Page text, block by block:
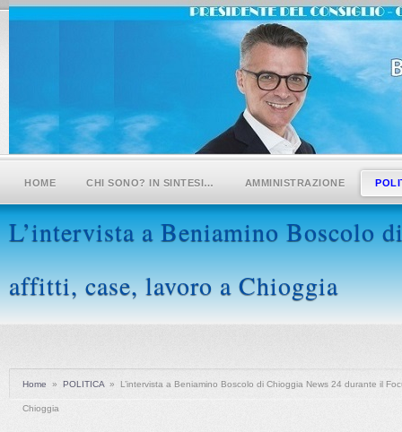
HOME CHI SONO? IN SINTESI… AMMINISTRAZIONE
L’intervista a Beniamino Boscolo
affitti, case, lavoro a Chioggia
Home » POLITICA » L’intervista a Beniamino Boscolo di Chioggia News 24 durante il
Chioggia